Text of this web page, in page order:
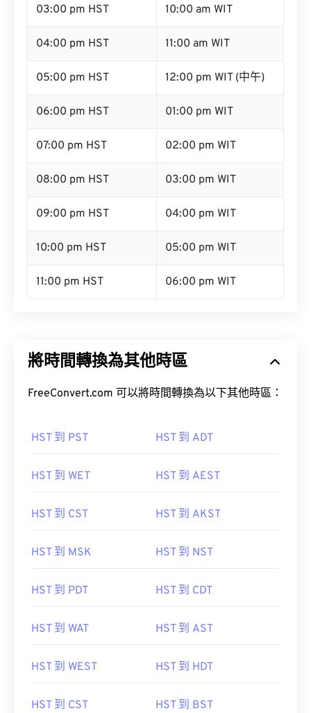
03:00 pm HST 10:00 am WIT
04:00 pm HST 11:00 am WIT
05:00 pm HST 12:00 pm WIT (中午)
06:00 pm HST 01:00 pm WIT
07:00 pm HST 02:00 pm WIT
08:00 pm HST 03:00 pm WIT
09:00 pm HST 04:00 pm WIT
10:00 pm HST 05:00 pm WIT
11:00 pm HST 06:00 pm WIT
將時間轉換為其他時區
FreeConvert.com 可以將時間轉換為以下其他時區：
HST 到 PST HST 到 ADT
HST 到 WET HST 到 AEST
HST 到 CST HST 到 AKST
HST 到 MSK HST 到 NST
HST 到 PDT HST 到 CDT
HST 到 WAT HST 到 AST
HST 到 WEST HST 到 HDT
HST 到 CST HST 到 BST